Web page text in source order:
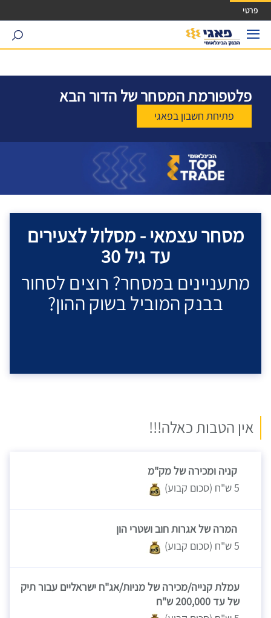
גישה ישירה לכפתור כניסה לחשבונך
פרטי
search
פלטפורמת המסחר של הדור הבא
פתיחת חשבון בפאגי
מסחר עצמאי - מסלול לצעירים
עד גיל 30
מתעניינים במסחר? רוצים לסחור
בבנק המוביל בשוק ההון?
אין הטבות כאלה!!!
קניה ומכירה של מק"מ
5 ש"ח (סכום קבוע)
המרה של אגרות חוב ושטרי הון
5 ש"ח (סכום קבוע)
עמלת קנייה/מכירה של מניות/אג"ח ישראליים עבור תיק
של עד 200,000 ש"ח